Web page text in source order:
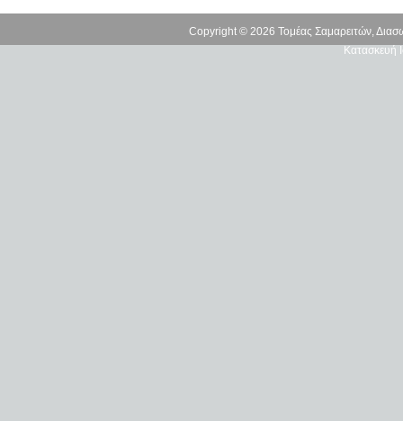
Copyright © 2026 Τομέας Σαμαρειτών,
Κατασκευή